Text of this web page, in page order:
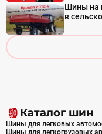
Шины на
в
Каталог шин
Шины для легковых
Шины для легкогрузовых